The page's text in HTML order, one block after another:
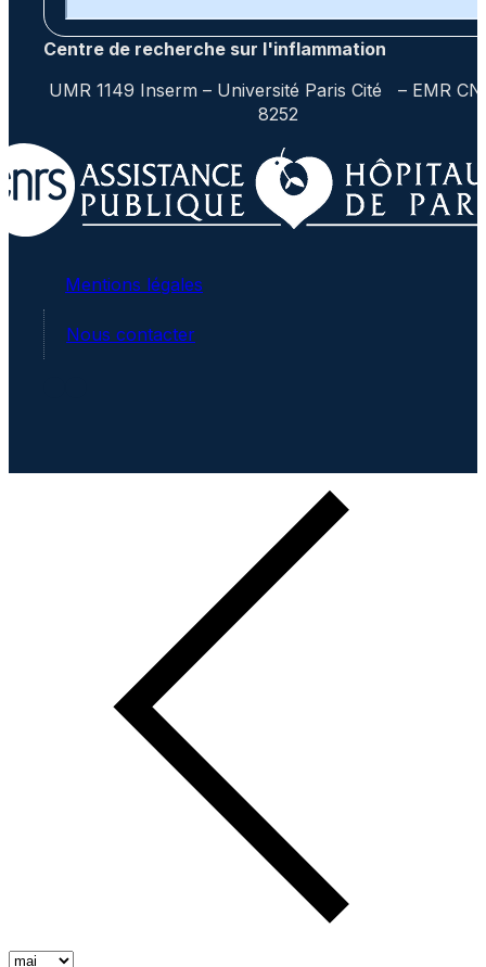
Centre de recherche sur l'inflammation
UMR 1149 Inserm – Université Paris Cité – EMR
8252
Mentions légales
Nous contacter